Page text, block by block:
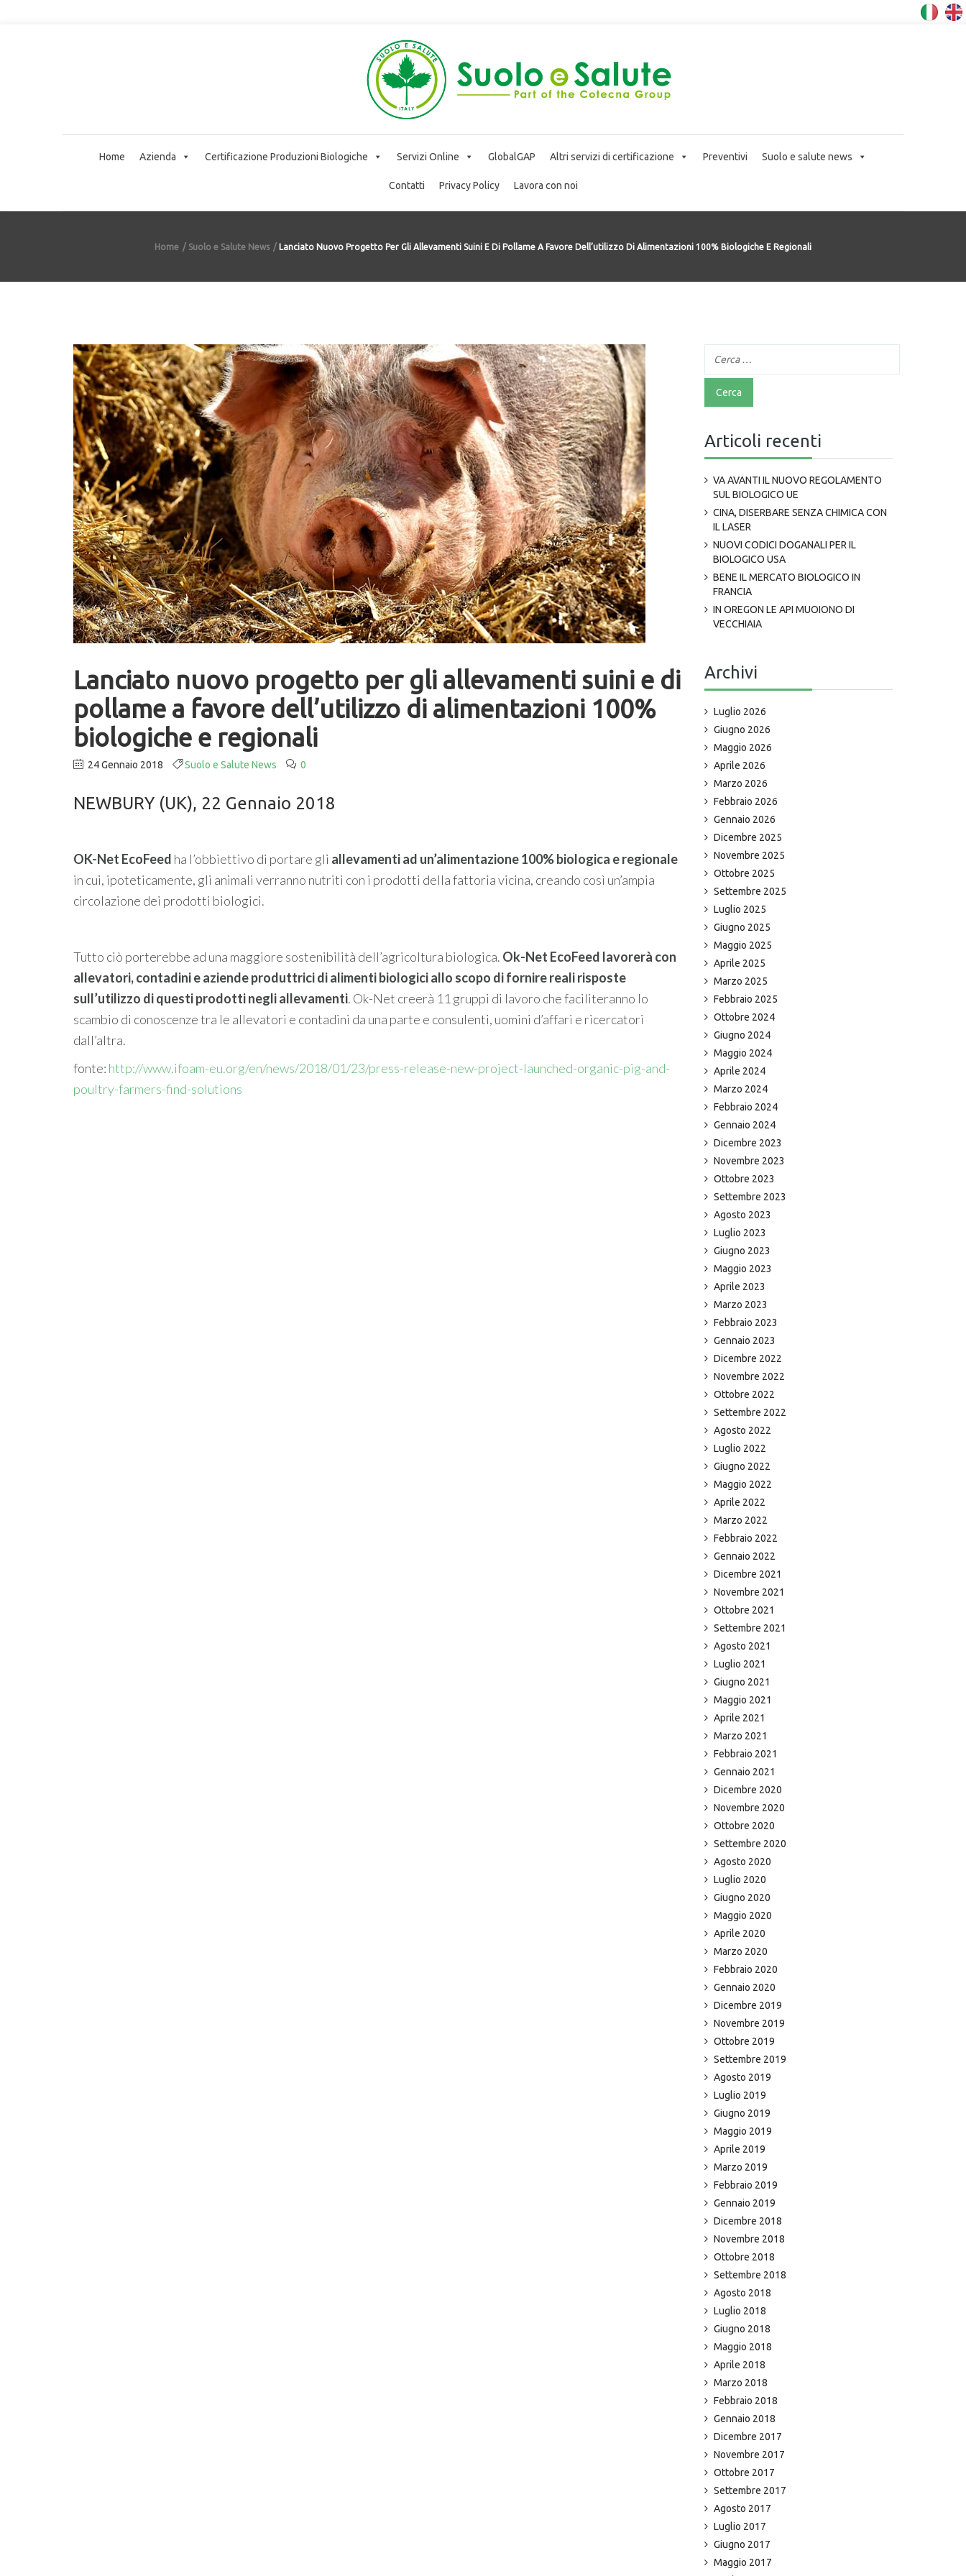
Home Azienda Certificazione Produzioni Biologiche Servizi Online GlobalGAP Altri servizi di certificazione Preventivi Suolo e salute news
Contatti Privacy Policy Lavora con noi
Home Suolo e Salute News Lanciato Nuovo Progetto Per Gli Allevamenti Suini E Di Pollame A Favore Dell’utilizzo Di Alimentazioni 100% Biologiche E Regionali
Lanciato nuovo progetto per gli allevamenti suini e di
pollame a favore dell’utilizzo di alimentazioni 100%
biologiche e regionali
24 Gennaio 2018 Suolo e Salute News 0
NEWBURY (UK), 22 Gennaio 2018
OK-Net EcoFeed ha l’obbiettivo di portare gli allevamenti ad un’alimentazione 100% biologica e regionale
in cui, ipoteticamente, gli animali verranno nutriti con i prodotti della fattoria vicina, creando così un’ampia
circolazione dei prodotti biologici.
Tutto ciò porterebbe ad una maggiore sostenibilità dell’agricoltura biologica. Ok-Net EcoFeed lavorerà con
allevatori, contadini e aziende produttrici di alimenti biologici allo scopo di fornire reali risposte
sull’utilizzo di questi prodotti negli allevamenti. Ok-Net creerà 11 gruppi di lavoro che faciliteranno lo
scambio di conoscenze tra le allevatori e contadini da una parte e consulenti, uomini d’affari e ricercatori
dall’altra.
fonte: http://www.ifoam-eu.org/en/news/2018/01/23/press-release-new-project-launched-organic-pig-and-
poultry-farmers-find-solutions
Articoli recenti
VA AVANTI IL NUOVO REGOLAMENTO
SUL BIOLOGICO UE
CINA, DISERBARE SENZA CHIMICA CON
IL LASER
NUOVI CODICI DOGANALI PER IL
BIOLOGICO USA
BENE IL MERCATO BIOLOGICO IN
FRANCIA
IN OREGON LE API MUOIONO DI
VECCHIAIA
Archivi
Luglio 2026
Giugno 2026
Maggio 2026
Aprile 2026
Marzo 2026
Febbraio 2026
Gennaio 2026
Dicembre 2025
Novembre 2025
Ottobre 2025
Settembre 2025
Luglio 2025
Giugno 2025
Maggio 2025
Aprile 2025
Marzo 2025
Febbraio 2025
Ottobre 2024
Giugno 2024
Maggio 2024
Aprile 2024
Marzo 2024
Febbraio 2024
Gennaio 2024
Dicembre 2023
Novembre 2023
Ottobre 2023
Settembre 2023
Agosto 2023
Luglio 2023
Giugno 2023
Maggio 2023
Aprile 2023
Marzo 2023
Febbraio 2023
Gennaio 2023
Dicembre 2022
Novembre 2022
Ottobre 2022
Settembre 2022
Agosto 2022
Luglio 2022
Giugno 2022
Maggio 2022
Aprile 2022
Marzo 2022
Febbraio 2022
Gennaio 2022
Dicembre 2021
Novembre 2021
Ottobre 2021
Settembre 2021
Agosto 2021
Luglio 2021
Giugno 2021
Maggio 2021
Aprile 2021
Marzo 2021
Febbraio 2021
Gennaio 2021
Dicembre 2020
Novembre 2020
Ottobre 2020
Settembre 2020
Agosto 2020
Luglio 2020
Giugno 2020
Maggio 2020
Aprile 2020
Marzo 2020
Febbraio 2020
Gennaio 2020
Dicembre 2019
Novembre 2019
Ottobre 2019
Settembre 2019
Agosto 2019
Luglio 2019
Giugno 2019
Maggio 2019
Aprile 2019
Marzo 2019
Febbraio 2019
Gennaio 2019
Dicembre 2018
Novembre 2018
Ottobre 2018
Settembre 2018
Agosto 2018
Luglio 2018
Giugno 2018
Maggio 2018
Aprile 2018
Marzo 2018
Febbraio 2018
Gennaio 2018
Dicembre 2017
Novembre 2017
Ottobre 2017
Settembre 2017
Agosto 2017
Luglio 2017
Giugno 2017
Maggio 2017